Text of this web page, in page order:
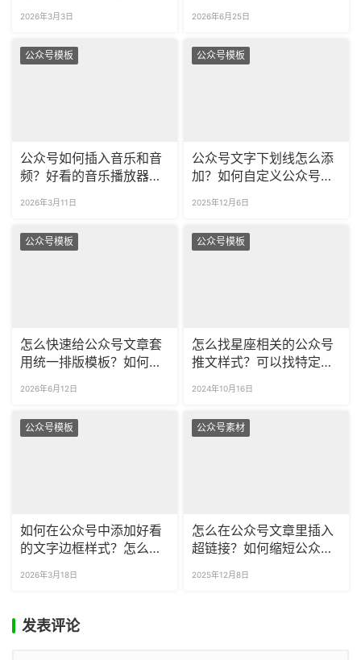
2026年3月3日
SVG？
2026年6月25日
公众号模板
公众号如何插入音乐和音
频？好看的音乐播放器样
2026年3月11日
公众号模板
公众号文字下划线怎么添
加？如何自定义公众号的
2025年12月6日
公众号模板
怎么快速给公众号文章套
用统一排版模板？如何一
文？
2026年6月12日
公众号模板
怎么找星座相关的公众号
推文样式？可以找特定行
2024年10月16日
公众号模板
如何在公众号中添加好看
的文字边框样式？怎么修
2026年3月18日
公众号素材
怎么在公众号文章里插入
超链接？如何缩短公众号
2025年12月8日
发表评论